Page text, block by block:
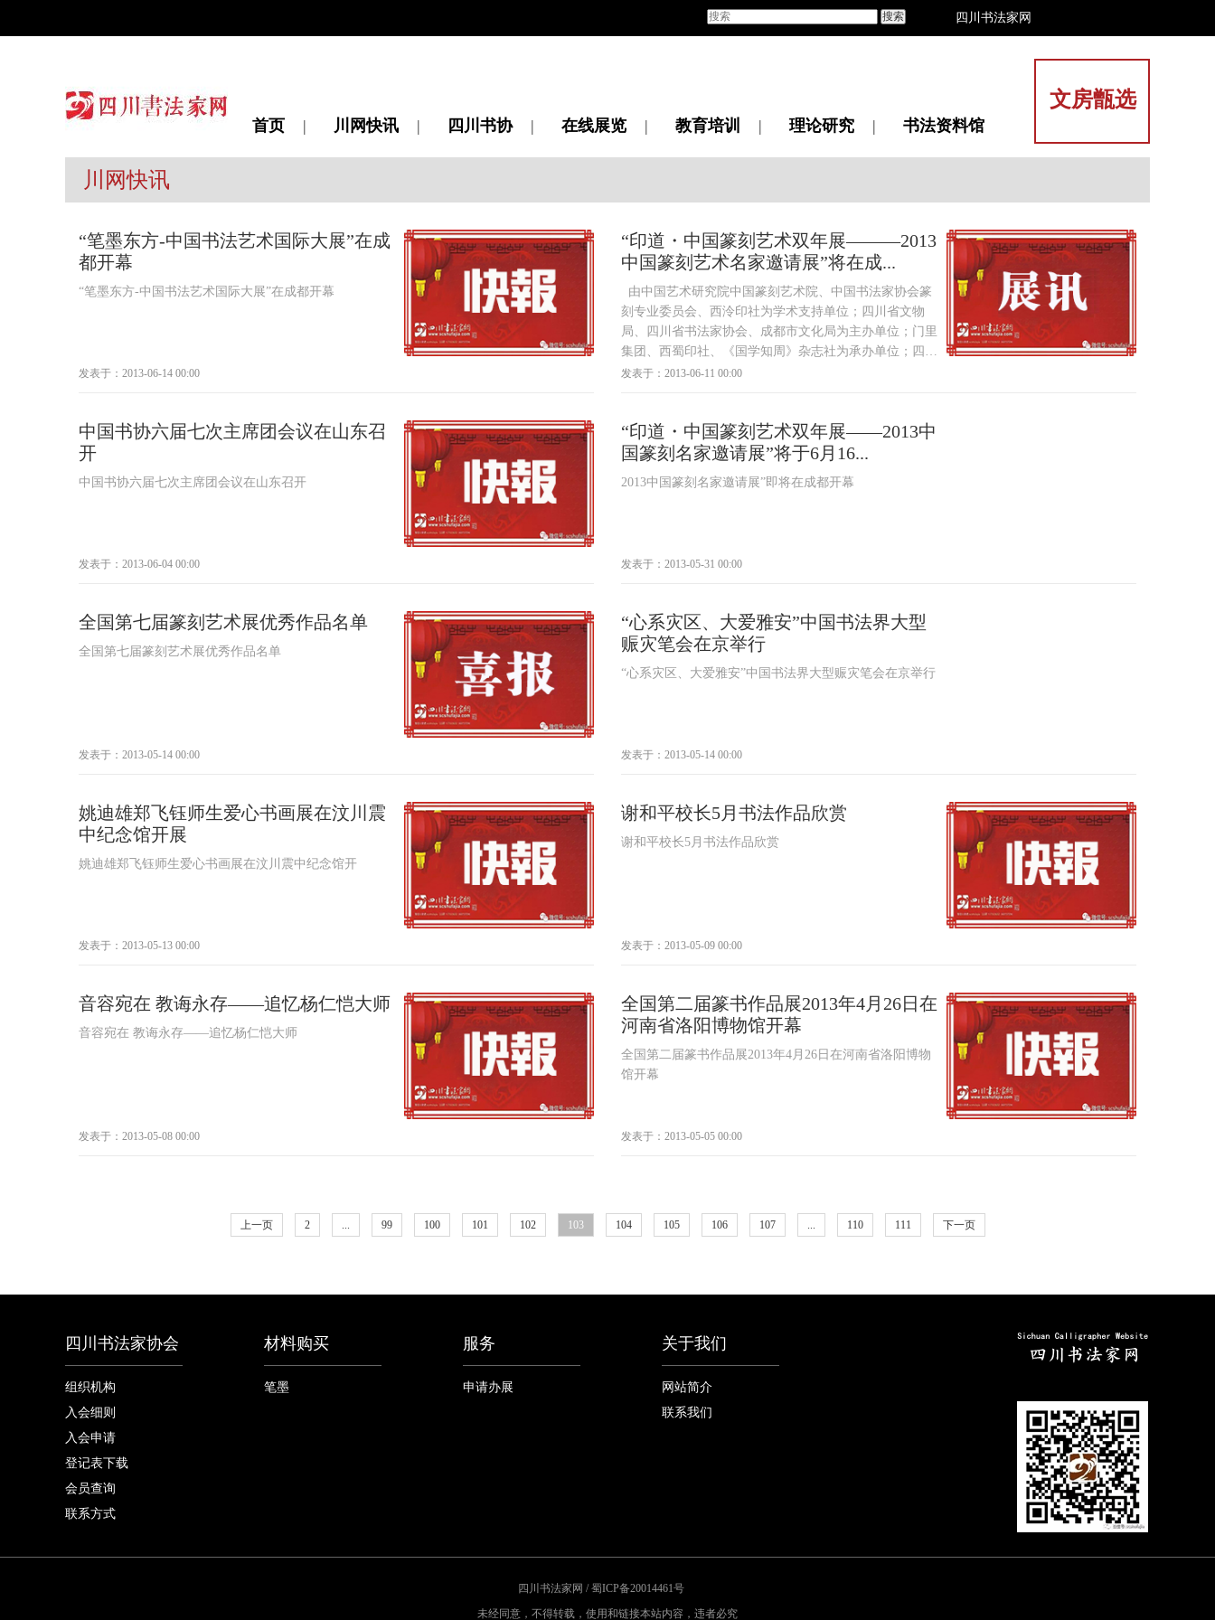
搜索 四川书法家网
文房甑选
首页 | 川网快讯 | 四川书协 | 在线展览 | 教育培训 | 理论研究 | 书法资料馆
川网快讯
“笔墨东方-中国书法艺术国际大展”在成
都开幕
“笔墨东方-中国书法艺术国际大展”在成都开幕
发表于：2013-06-14 00:00
“印道・中国篆刻艺术双年展―――2013
中国篆刻艺术名家邀请展”将在成...
由中国艺术研究院中国篆刻艺术院、中国书法家协会篆
刻专业委员会、西泠印社为学术支持单位；四川省文物
局、四川省书法家协会、成都市文化局为主办单位；门里
集团、西蜀印社、《国学知周》杂志社为承办单位；四川
门里文化传播有限公司为协办单位举办的全国首个篆刻艺
遗产节期间的重要活动之一，于2013年6月16日~23日在
风景秀丽的四川省成都市浣花溪畔四川博物院隆重展出。
都。
发表于：2013-06-11 00:00
中国书协六届七次主席团会议在山东召
开
中国书协六届七次主席团会议在山东召开
发表于：2013-06-04 00:00
“印道・中国篆刻艺术双年展――2013中
国篆刻名家邀请展”将于6月16...
2013中国篆刻名家邀请展”即将在成都开幕
发表于：2013-05-31 00:00
全国第七届篆刻艺术展优秀作品名单
全国第七届篆刻艺术展优秀作品名单
发表于：2013-05-14 00:00
“心系灾区、大爱雅安”中国书法界大型
赈灾笔会在京举行
“心系灾区、大爱雅安”中国书法界大型赈灾笔会在京举行
发表于：2013-05-14 00:00
姚迪雄郑飞钰师生爱心书画展在汶川震
中纪念馆开展
姚迪雄郑飞钰师生爱心书画展在汶川震中纪念馆开
发表于：2013-05-13 00:00
谢和平校长5月书法作品欣赏
谢和平校长5月书法作品欣赏
发表于：2013-05-09 00:00
音容宛在 教诲永存――追忆杨仁恺大师
音容宛在 教诲永存――追忆杨仁恺大师
发表于：2013-05-08 00:00
全国第二届篆书作品展2013年4月26日在
河南省洛阳博物馆开幕
全国第二届篆书作品展2013年4月26日在河南省洛阳博物
馆开幕
发表于：2013-05-05 00:00
上一页 2 ... 99 100 101 102 103 104 105 106 107 ... 110 111 下一页
四川书法家协会
组织机构
入会细则
入会申请
登记表下载
会员查询
联系方式
材料购买
笔墨
服务
申请办展
关于我们
网站简介
联系我们
四川书法家网 / 蜀ICP备20014461号
未经同意，不得转载，使用和链接本站内容，违者必究